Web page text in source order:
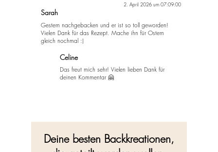
2. April 2026 um 07:09:00
Sarah
Gestern nachgebacken und er ist so toll geworden!
Vielen Dank für das Rezept. Mache ihn für Ostern
gleich nochmal :)
Celine
Das freut mich sehr! Vielen lieben Dank für
deinen Kommentar 🤗
Deine besten Backkreationen,